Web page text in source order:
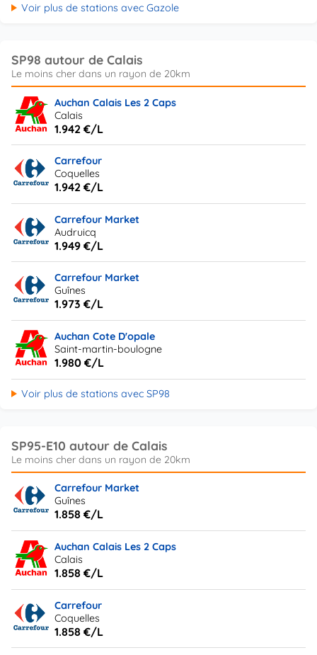
Voir plus de stations avec Gazole
SP98 autour de Calais
Auchan Calais Les 2 Caps
Calais
1.942 €/L
Carrefour
Coquelles
1.942 €/L
Carrefour Market
Audruicq
1.949 €/L
Carrefour Market
Guînes
1.973 €/L
Auchan Cote D'opale
Saint-martin-boulogne
1.980 €/L
Voir plus de stations avec SP98
SP95-E10 autour de Calais
Carrefour Market
Guînes
1.858 €/L
Auchan Calais Les 2 Caps
Calais
1.858 €/L
Carrefour
Coquelles
1.858 €/L